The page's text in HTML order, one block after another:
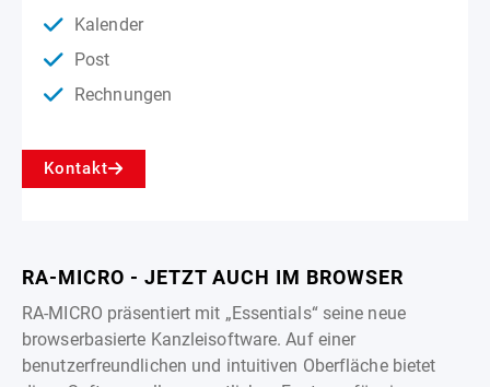
Kalender
Post
Rechnungen
Kontakt
RA-MICRO - JETZT AUCH IM BROWSER
RA-MICRO präsentiert mit „Essentials“ seine neue
browserbasierte Kanzleisoftware. Auf einer
benutzerfreundlichen und intuitiven Oberfläche bietet